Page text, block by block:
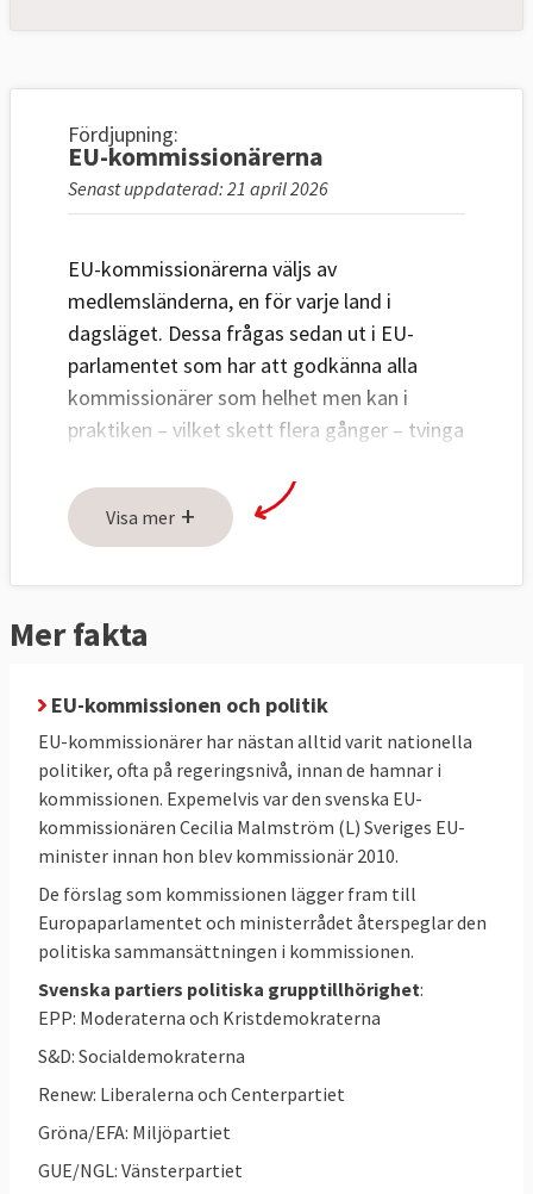
Fördjupning:
EU-kommissionärerna
Senast uppdaterad: 21 april 2026
EU-kommissionärerna väljs av
medlemsländerna, en för varje land i
dagsläget. Dessa frågas sedan ut i EU-
parlamentet som har att godkänna alla
kommissionärer som helhet men kan i
praktiken – vilket skett flera gånger – tvinga
EU-kommissionärerna har ofta tidigare varit
ministrar i medlemsländerna eller EU-
EU-parlamentet kan inte avsätta enskilda
med kommissionen som helhet.
Visa mer +
Mer fakta
EU-kommissionen och politik
EU-kommissionärer har nästan alltid varit nationella
politiker, ofta på regeringsnivå, innan de hamnar i
kommissionen. Expemelvis var den svenska EU-
kommissionären Cecilia Malmström (L) Sveriges EU-
minister innan hon blev kommissionär 2010.
De förslag som kommissionen lägger fram till
Europaparlamentet och ministerrådet återspeglar den
politiska sammansättningen i kommissionen.
Svenska partiers politiska grupptillhörighet:
EPP: Moderaterna och Kristdemokraterna
S&D: Socialdemokraterna
Renew: Liberalerna och Centerpartiet
Gröna/EFA: Miljöpartiet
GUE/NGL: Vänsterpartiet